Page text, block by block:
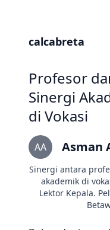
calcabreta
Profesor
Sinergi
di Vokasi
AA Asman
Sinergi antara
akademik di
Lektor Kepala.